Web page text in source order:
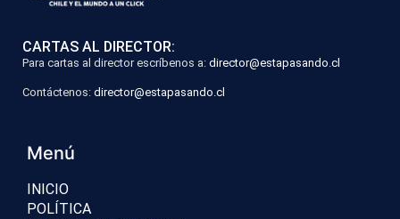
CARTAS AL DIRECTOR:
Para cartas al director escríbenos a: director@estapasando.cl
Contáctenos: director@estapasando.cl
Menú
INICIO
POLÍTICA